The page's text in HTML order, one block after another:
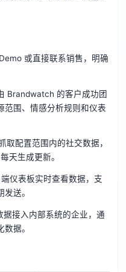
或直接联系销售，明确
Brandwatch 的客户成功团
范围、情感分析规则和仪表
取配置范围内的社交数据，
天生成更新。
仪表板实时查看数据，支
送。
据接入内部系统的企业，通
据。